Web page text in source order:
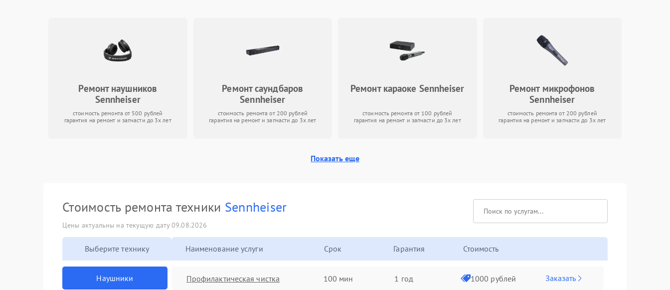
Ремонт наушников
Sennheiser
стоимость ремонта от 500 рублей
гарантия на ремонт и запчасти до 3х лет
Ремонт саундбаров
Sennheiser
стоимость ремонта от 200 рублей
гарантия на ремонт и запчасти до 3х лет
Ремонт караоке Sennheiser
стоимость ремонта от 100 рублей
гарантия на ремонт и запчасти до 3х лет
Ремонт микрофонов
Sennheiser
стоимость ремонта от 200 рублей
гарантия на ремонт и запчасти до 3х лет
Показать еще
Стоимость ремонта техники Sennheiser
Цены актуальны на текущую дату 09.08.2026
Выберите технику
Наушники
Наименование услуги Срок Гарантия Стоимость
Профилактическая чистка 100 мин 1 год 1000 рублей Заказать